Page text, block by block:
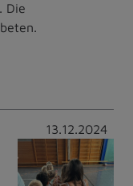
Die
13.12.2024